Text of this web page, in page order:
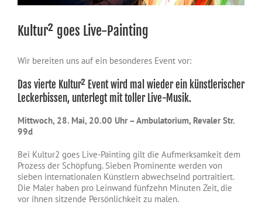
Kultur² goes Live-Painting​ ​
Wir bereiten uns auf ein besonderes Event vor:
Das vierte Kultur² Event wird mal wieder ein künstlerischer
Leckerbissen, unterlegt mit toller Live-Musik.
​Mittwoch, 28. Mai, 20.00 Uhr – Ambulatorium, Revaler Str.
99d
Bei Kultur2 goes Live-Painting gilt die Aufmerksamkeit dem
Prozess der Schöpfung. Sieben Prominente werden von
sieben internationalen Künstlern abwechselnd portraitiert.
Die Maler haben pro Leinwand fünfzehn Minuten Zeit, die
vor ihnen sitzende Persönlichkeit zu malen.